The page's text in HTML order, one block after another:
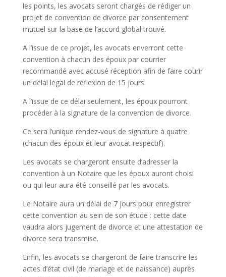
les points, les avocats seront chargés de rédiger un
projet de convention de divorce par consentement
mutuel sur la base de l’accord global trouvé.
A l’issue de ce projet, les avocats enverront cette
convention à chacun des époux par courrier
recommandé avec accusé réception afin de faire courir
un délai légal de réflexion de 15 jours.
A l’issue de ce délai seulement, les époux pourront
procéder à la signature de la convention de divorce.
Ce sera l’unique rendez-vous de signature à quatre
(chacun des époux et leur avocat respectif).
Les avocats se chargeront ensuite d’adresser la
convention à un Notaire que les époux auront choisi
ou qui leur aura été conseillé par les avocats.
Le Notaire aura un délai de 7 jours pour enregistrer
cette convention au sein de son étude : cette date
vaudra alors jugement de divorce et une attestation de
divorce sera transmise.
Enfin, les avocats se chargeront de faire transcrire les
actes d’état civil (de mariage et de naissance) auprès